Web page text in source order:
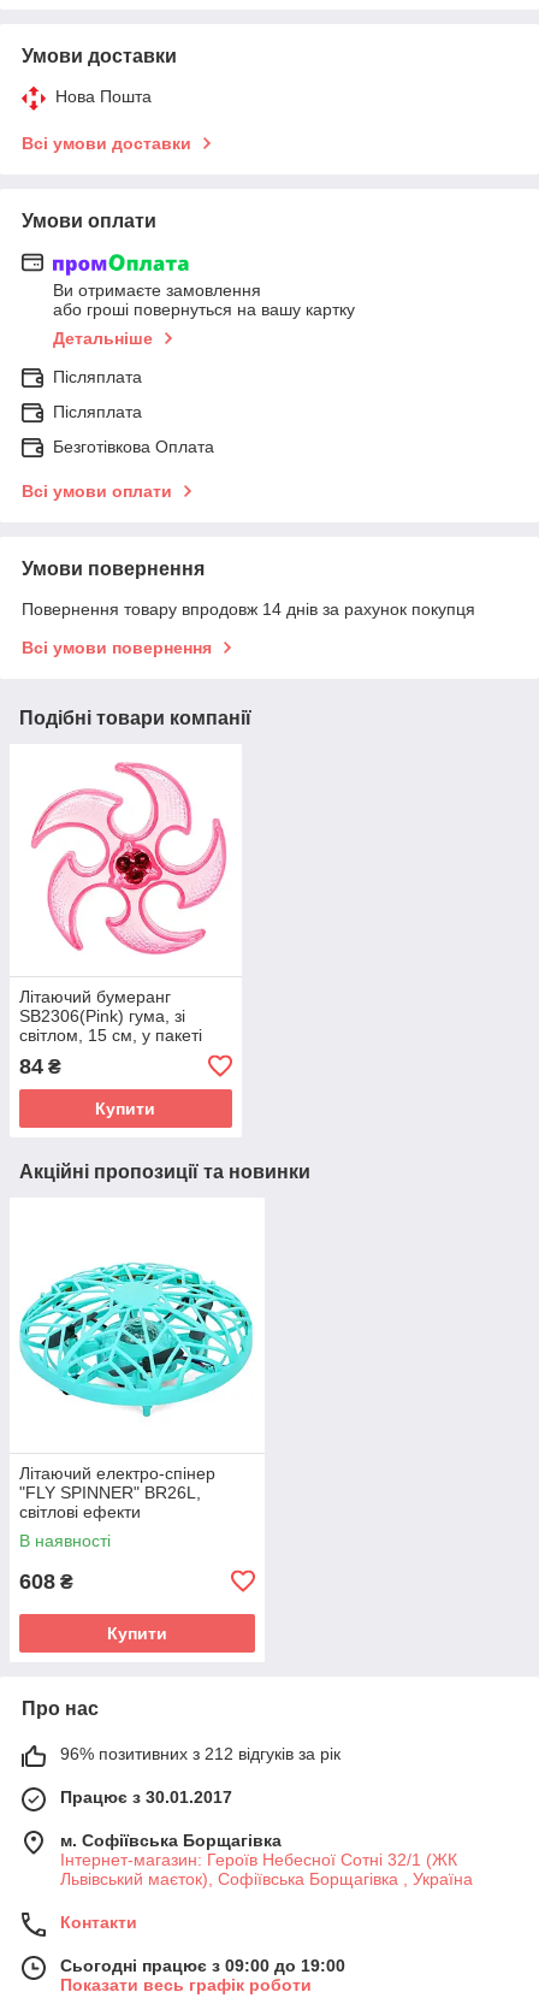
Умови доставки
Нова Пошта
Всі умови доставки
Умови оплати
Ви отримаєте замовлення
або гроші повернуться на вашу картку
Детальніше
Післяплата
Післяплата
Безготівкова Оплата
Всі умови оплати
Умови повернення
Повернення товару впродовж 14 днів за рахунок покупця
Всі умови повернення
Подібні товари компанії
Літаючий бумеранг
SB2306(Pink) гума, зі
світлом, 15 см, у пакеті
84 ₴
Купити
Акційні пропозиції та новинки
Літаючий електро-спінер
"FLY SPINNER" BR26L,
світлові ефекти
В наявності
608 ₴
Купити
Про нас
96% позитивних з 212 відгуків за рік
Працює з 30.01.2017
м. Софіївська Борщагівка
Інтернет-магазин: Героїв Небесної Сотні 32/1 (ЖК
Львівський маєток), Софіївська Борщагівка , Україна
Контакти
Сьогодні працює з 09:00 до 19:00
Показати весь графік роботи